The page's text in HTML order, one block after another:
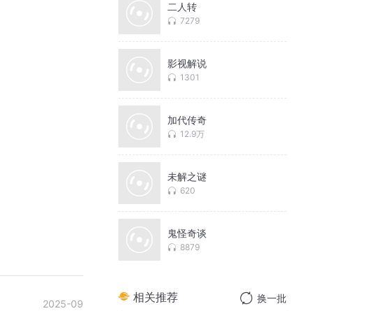
2025-09
二人转
7279
影视解说
1301
加代传奇
12.9万
未解之谜
620
鬼怪奇谈
8879
相关推荐 换一批